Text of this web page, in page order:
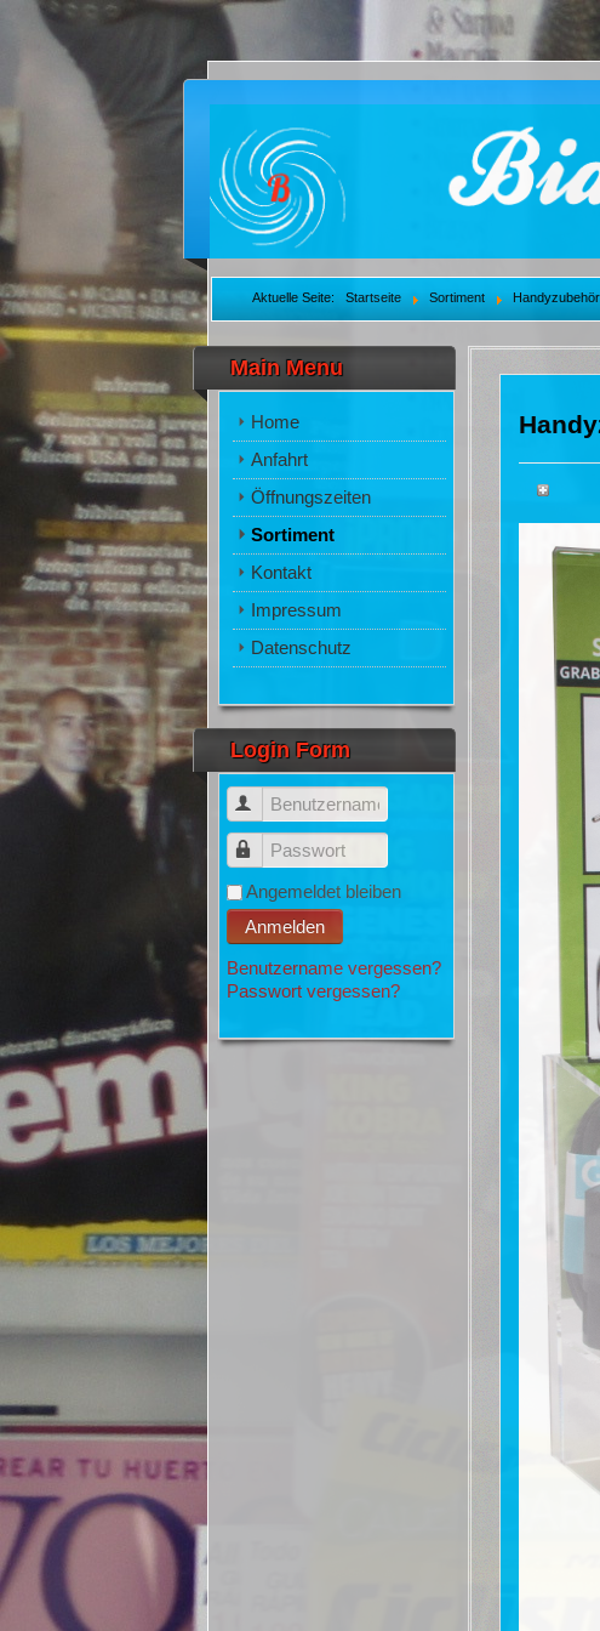
Aktuelle Seite: Startseite Sortiment Handyzubehör
Main Menu
Home
Anfahrt
Öffnungszeiten
Sortiment
Kontakt
Impressum
Datenschutz
Login Form
Benutzername
Passwort
Angemeldet bleiben
Anmelden
Benutzername vergessen?
Passwort vergessen?